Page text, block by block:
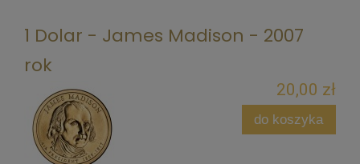
1 Dolar - James Madison - 2007
rok
20,00 zł
do koszyka